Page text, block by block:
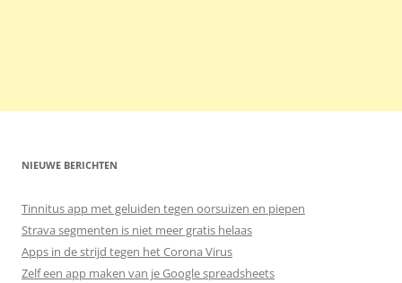
NIEUWE BERICHTEN
Tinnitus app met geluiden tegen oorsuizen en piepen
Strava segmenten is niet meer gratis helaas
Apps in de strijd tegen het Corona Virus
Zelf een app maken van je Google spreadsheets